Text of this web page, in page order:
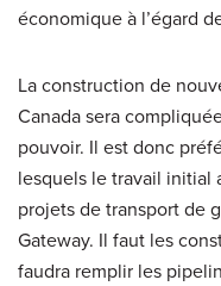
économique à l’égard
La construction de
Canada sera
pouvoir. Il est donc
lesquels le travail initial
projets de transport de
Gateway. Il faut les
faudra remplir les